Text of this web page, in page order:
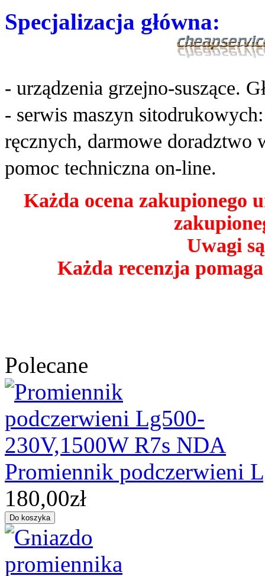
Specjalizacja główna:
- urządzenia grzejno-suszące.
- serwis maszyn
ręcznych, darmowe doradztwo
pomoc techniczna on-line.
Każda ocena zakupionego
Uwagi
Każda recenzja
Polecane
Promiennik podczerwieni
180,00zł